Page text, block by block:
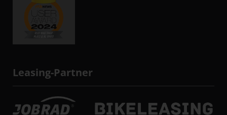
Leasing-Partner